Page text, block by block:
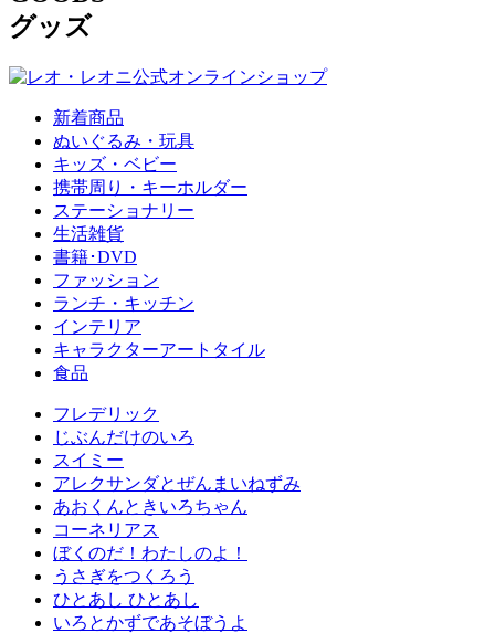
グッズ
新着商品
ぬいぐるみ・玩具
キッズ・ベビー
携帯周り・キーホルダー
ステーショナリー
生活雑貨
書籍･DVD
ファッション
ランチ・キッチン
インテリア
キャラクターアートタイル
食品
フレデリック
じぶんだけのいろ
スイミー
アレクサンダとぜんまいねずみ
あおくんときいろちゃん
コーネリアス
ぼくのだ！わたしのよ！
うさぎをつくろう
ひとあし ひとあし
いろとかずであそぼうよ